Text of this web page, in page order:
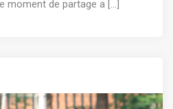
moment de partage a [...]